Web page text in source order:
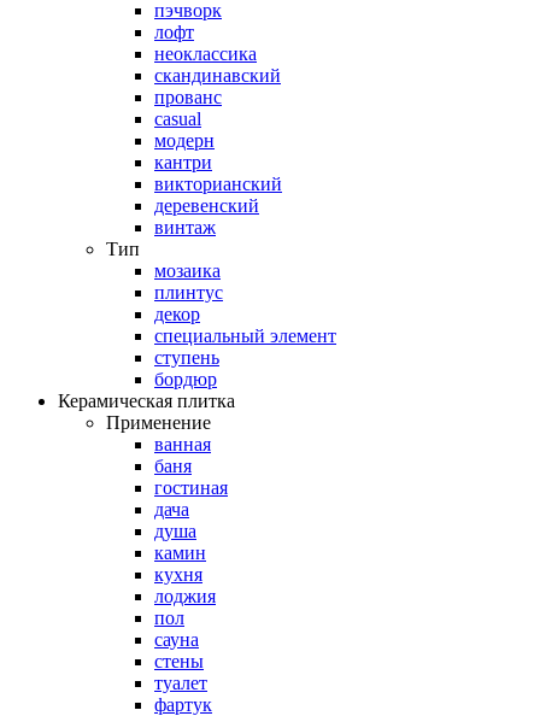
пэчворк
лофт
неоклассика
скандинавский
прованс
casual
модерн
кантри
викторианский
деревенский
винтаж
Тип
мозаика
плинтус
декор
специальный элемент
ступень
бордюр
Керамическая плитка
Применение
ванная
баня
гостиная
дача
душа
камин
кухня
лоджия
пол
сауна
стены
туалет
фартук